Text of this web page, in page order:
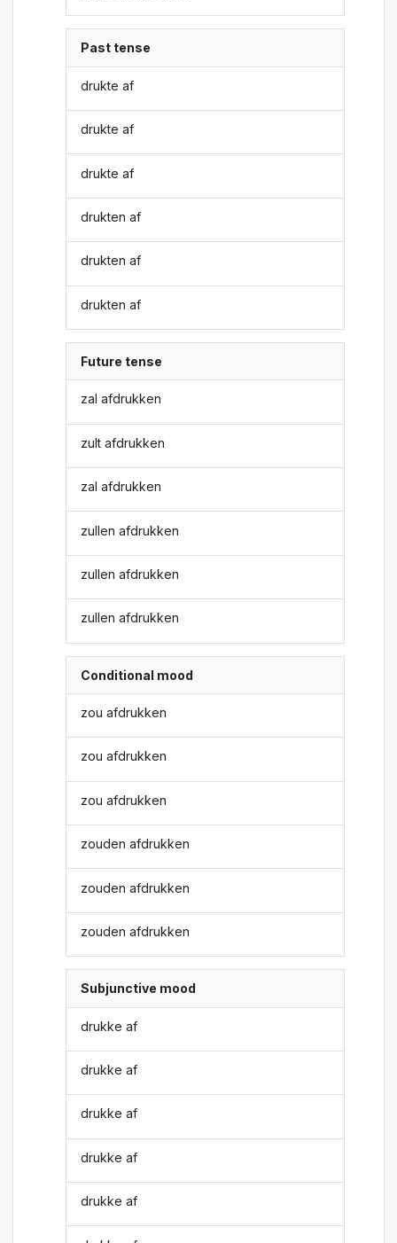
Past tense
drukte af
drukte af
drukte af
drukten af
drukten af
drukten af
Future tense
zal afdrukken
zult afdrukken
zal afdrukken
zullen afdrukken
zullen afdrukken
zullen afdrukken
Conditional mood
zou afdrukken
zou afdrukken
zou afdrukken
zouden afdrukken
zouden afdrukken
zouden afdrukken
Subjunctive mood
drukke af
drukke af
drukke af
drukke af
drukke af